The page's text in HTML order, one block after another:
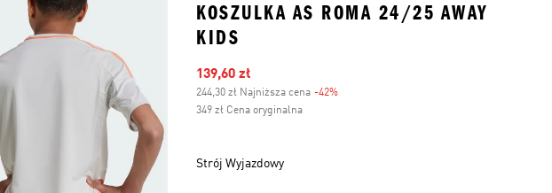
KOSZULKA AS ROMA 24/25 AWAY
KIDS
Ceny na wyprzedaży
139,60 zł
244,30 zł Najniższa cena -42%
349 zł Cena oryginalna
Strój Wyjazdowy